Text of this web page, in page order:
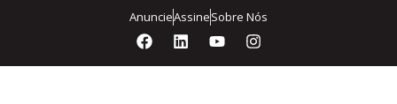
AnuncieAssineSobre Nós